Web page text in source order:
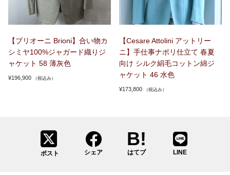
【ブリオーニ Brioni】合い物カ
シミヤ100%ジャガード織りジ
ャケット 58 薄灰色
¥196,900 （税込み）
【Cesare Attolini アットリー
ニ】手仕事ナポリ仕立て 春夏
向け シルク絹毛コットン綿ジ
ャケット 46 水色
¥173,800 （税込み）
ポスト シェア はてブ LINE